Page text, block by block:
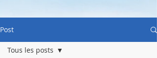
Post
Tous les posts